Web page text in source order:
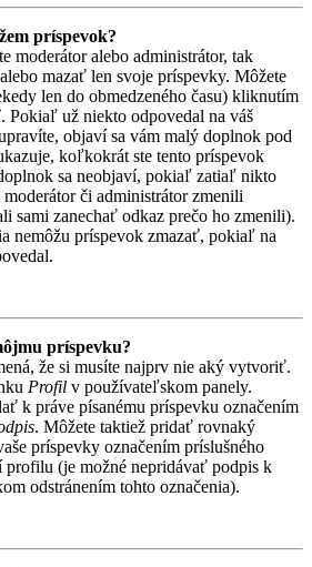
príspevok?
moderátor alebo administrátor, tak
mazať len svoje príspevky. Môžete
len do obmedzeného času) kliknutím
Pokiaľ už niekto odpovedal na váš
objaví sa vám malý doplnok pod
koľkokrát ste tento príspevok
sa neobjaví, pokiaľ zatiaľ nikto
či administrátor zmenili
sami zanechať odkaz prečo ho zmenili).
nemôžu príspevok zmazať, pokiaľ na
príspevku?
že si musíte najprv nie aký vytvoriť.
Profil v používateľskom panely.
k práve písanému príspevku označením
. Môžete taktiež pridať rovnaký
príspevky označením príslušného
profilu (je možné nepridávať podpis k
odstránením tohto označenia).